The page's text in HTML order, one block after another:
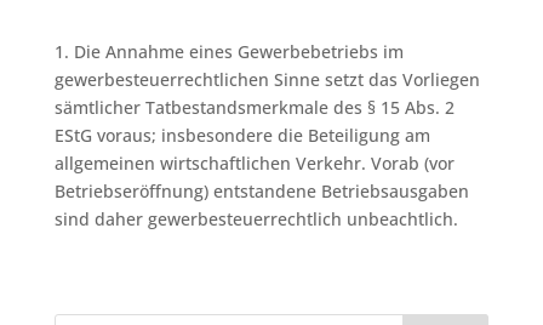
1. Die Annahme eines Gewerbebetriebs im
gewerbesteuerrechtlichen Sinne setzt das Vorliegen
sämtlicher Tatbestandsmerkmale des § 15 Abs. 2
EStG voraus; insbesondere die Beteiligung am
allgemeinen wirtschaftlichen Verkehr. Vorab (vor
Betriebseröffnung) entstandene Betriebsausgaben
sind daher gewerbesteuerrechtlich unbeachtlich.